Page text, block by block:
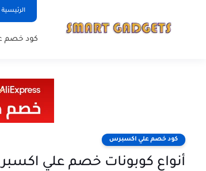
الرئيسية
كود خصم
كود خصم علي اكسبرس
أنواع كوبونات خصم علي